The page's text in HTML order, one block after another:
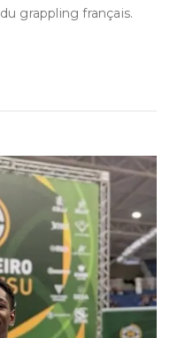
grappling français.